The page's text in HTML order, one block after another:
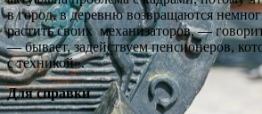
в город, в деревню возвращаются
растить своих механизаторов, —
— бывает, задействуем пенсионеров,
с техникой».
Для справки